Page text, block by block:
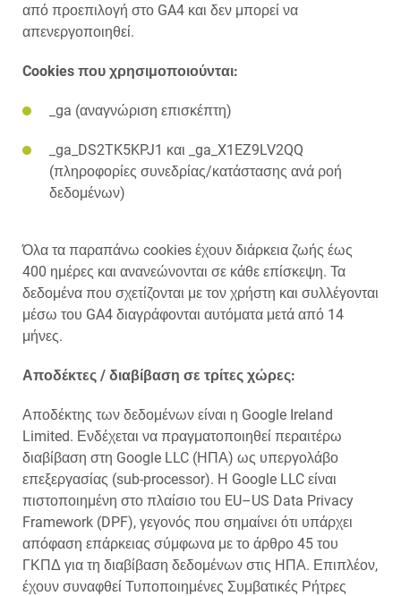
από προεπιλογή στο GA4 και δεν μπορεί να
απενεργοποιηθεί.
Cookies που χρησιμοποιούνται:
_ga (αναγνώριση επισκέπτη)
_ga_DS2TK5KPJ1 και _ga_X1EZ9LV2QQ
(πληροφορίες συνεδρίας/κατάστασης ανά ροή
δεδομένων)
Όλα τα παραπάνω cookies έχουν διάρκεια ζωής έως
400 ημέρες και ανανεώνονται σε κάθε επίσκεψη. Τα
δεδομένα που σχετίζονται με τον χρήστη και συλλέγονται
μέσω του GA4 διαγράφονται αυτόματα μετά από 14
μήνες.
Αποδέκτες / διαβίβαση σε τρίτες χώρες:
Αποδέκτης των δεδομένων είναι η Google Ireland
Limited. Ενδέχεται να πραγματοποιηθεί περαιτέρω
διαβίβαση στη Google LLC (ΗΠΑ) ως υπεργολάβο
επεξεργασίας (sub-processor). Η Google LLC είναι
πιστοποιημένη στο πλαίσιο του EU–US Data Privacy
Framework (DPF), γεγονός που σημαίνει ότι υπάρχει
απόφαση επάρκειας σύμφωνα με το άρθρο 45 του
ΓΚΠΔ για τη διαβίβαση δεδομένων στις ΗΠΑ. Επιπλέον,
έχουν συναφθεί Τυποποιημένες Συμβατικές Ρήτρες